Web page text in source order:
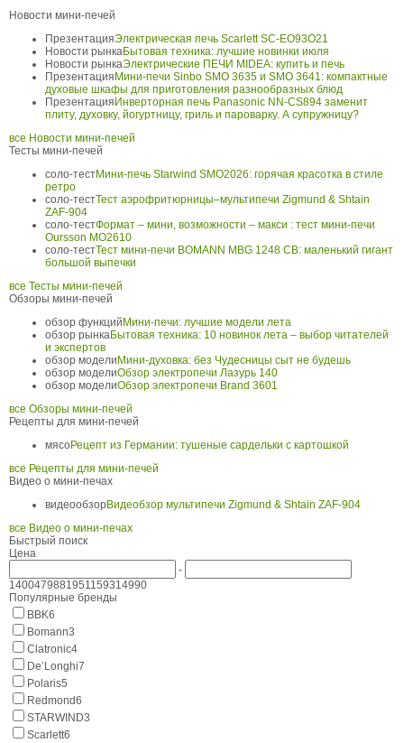
Новости мини-печей
ПрезентацияЭлектрическая печь Scarlett SC-EO93O21
Новости рынкаБытовая техника: лучшие новинки июля
Новости рынкаЭлектрические ПЕЧИ MIDEA: купить и печь
Презентация Мини-печи Sinbo SMO 3635 и SMO 3641: компактные
духовые шкафы для приготовления разнообразных блюд
Презентация Инверторная печь Panasonic NN-CS894 заменит
плиту, духовку, йогуртницу, гриль и пароварку. А супружницу?
все Новости мини-печей
Тесты мини-печей
соло-тестМини-печь Starwind SMO2026: горячая красотка в стиле
ретро
соло-тестТест аэрофритюрницы–мультипечи Zigmund & Shtain
ZAF-904
соло-тестФормат – мини, возможности – макси : тест мини-печи
Oursson MO2610
соло-тестТест мини-печи BOMANN MBG 1248 CB: маленький гигант
большой выпечки
все Тесты мини-печей
Обзоры мини-печей
обзор функций Мини-печи: лучшие модели лета
обзор рынкаБытовая техника: 10 новинок лета – выбор читателей
и экспертов
обзор модели Мини-духовка: без Чудесницы сыт не будешь
обзор моделиОбзор электропечи Лазурь 140
обзор моделиОбзор электропечи Brand 3601
все Обзоры мини-печей
Рецепты для мини-печей
мясоРецепт из Германии: тушеные сардельки с картошкой
все Рецепты для мини-печей
Видео о мини-печах
видеообзорВидеобзор мультипечи Zigmund & Shtain ZAF-904
все Видео о мини-печах
Быстрый поиск
Цена
-
1400479881951159314990
Популярные бренды
BBK6
Bomann3
Clatronic4
De’Longhi7
Polaris5
Redmond6
STARWIND3
Scarlett6